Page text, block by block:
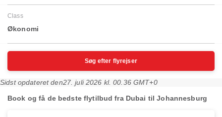
Class
Økonomi
Søg efter flyrejser
Sidst opdateret den27. juli 2026 kl. 00.36 GMT+0
Book og få de bedste flytilbud fra Dubai til Johannesburg